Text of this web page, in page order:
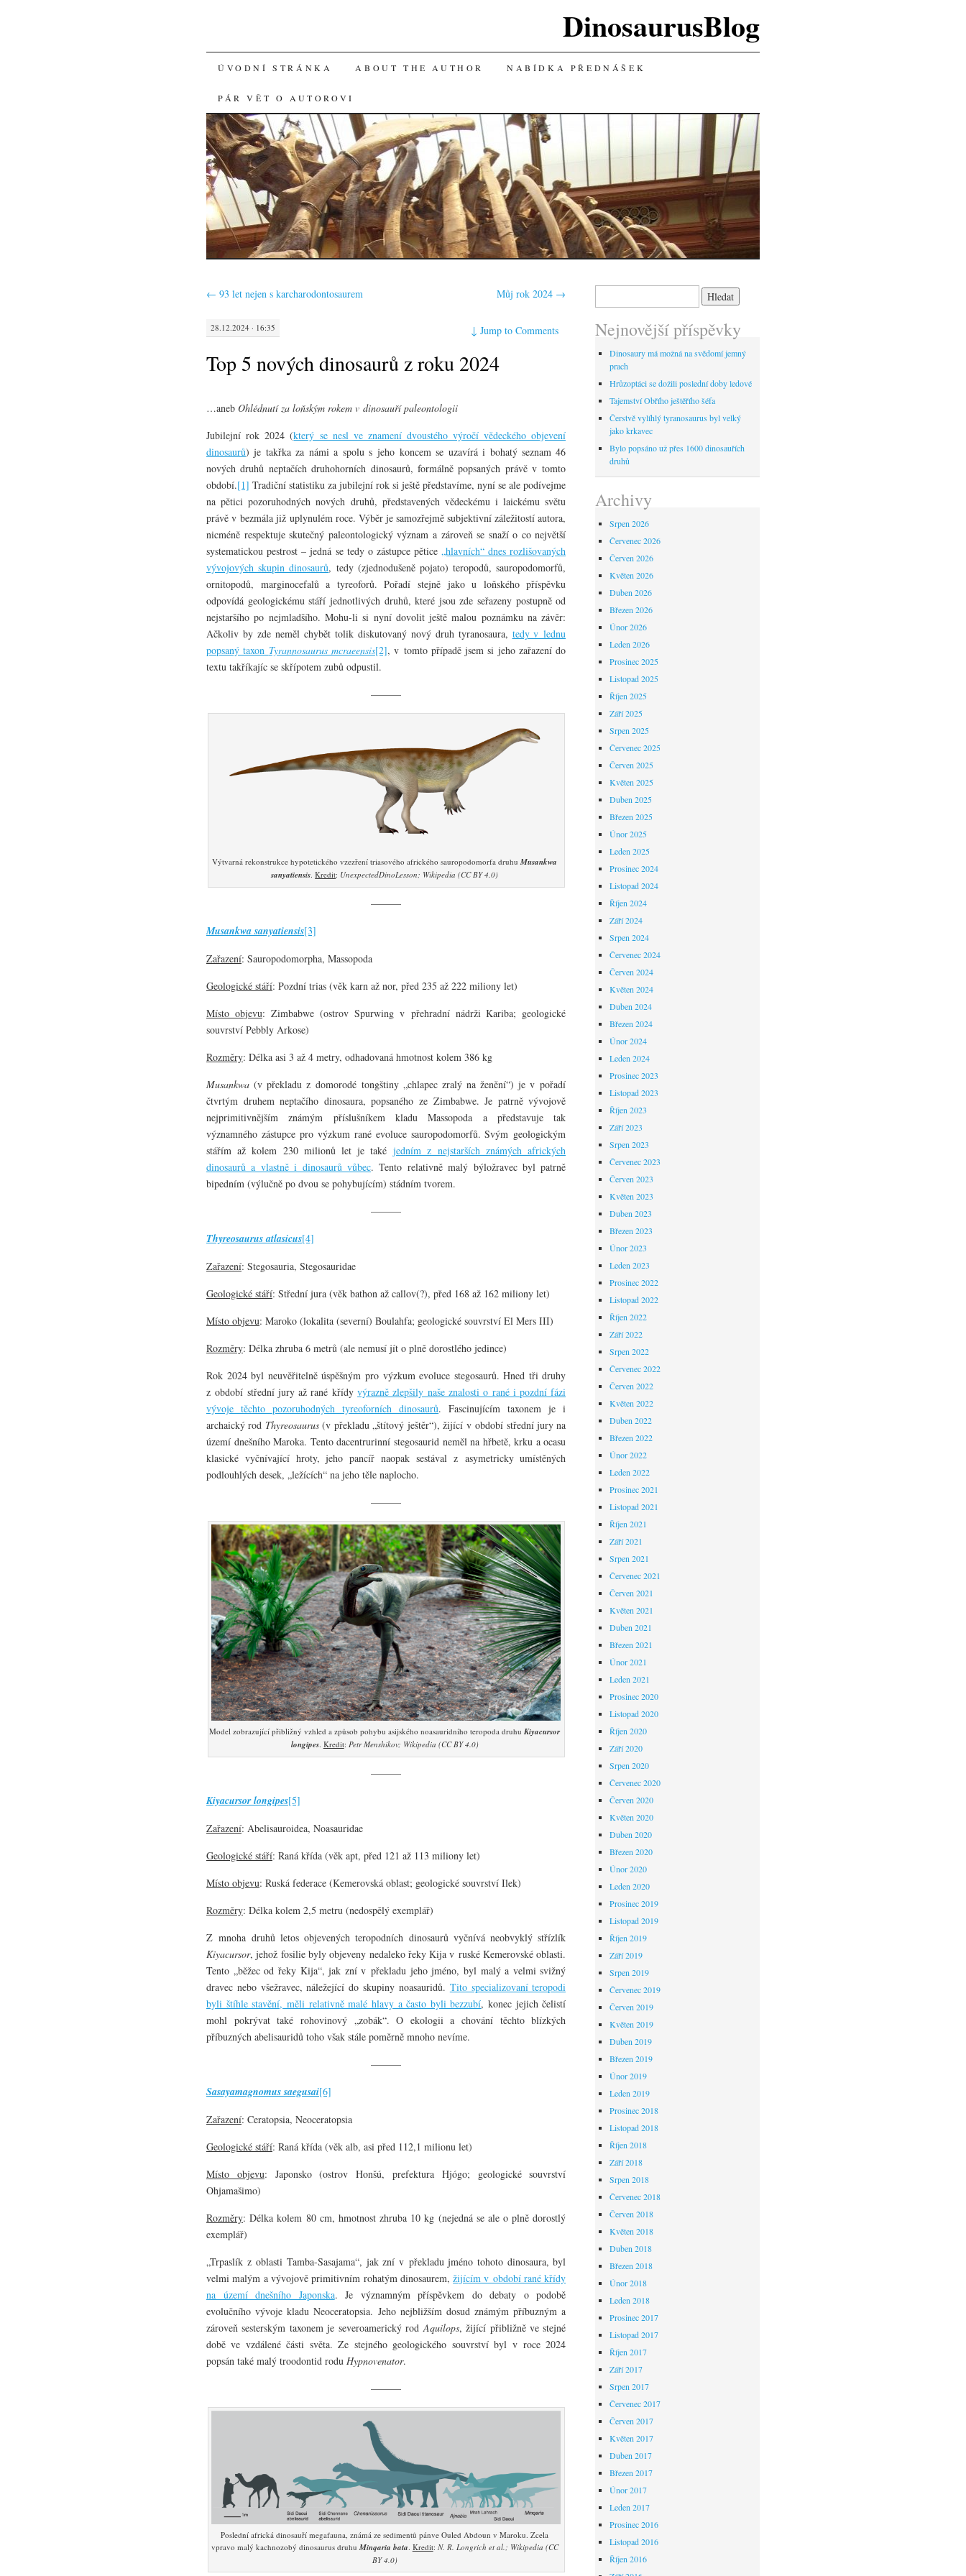
DinosaurusBlog
SKIP
TO
CONTENT
ÚVODNÍ STRÁNKA ABOUT THE AUTHOR NABÍDKA PŘEDNÁŠEK
PÁR VĚT O AUTOROVI
← 93 let nejen s karcharodontosaurem Můj rok 2024 →
28.12.2024 · 16:35 ↓Jump to Comments
Top 5 nových dinosaurů z roku 2024
…aneb Ohlédnutí za loňským rokem v dinosauří paleontologii
Jubilejní rok 2024 (který se nesl ve znamení dvoustého výročí vědeckého objevení
dinosaurů) je takřka za námi a spolu s jeho koncem se uzavírá i bohatý seznam 46
nových druhů neptačích druhohorních dinosaurů, formálně popsaných právě v tomto
období.[1] Tradiční statistiku za jubilejní rok si ještě představíme, nyní se ale podívejme
na pětici pozoruhodných nových druhů, představených vědeckému i laickému světu
právě v bezmála již uplynulém roce. Výběr je samozřejmě subjektivní záležitostí autora,
nicméně respektuje skutečný paleontologický význam a zároveň se snaží o co největší
systematickou pestrost – jedná se tedy o zástupce pětice „hlavních“ dnes rozlišovaných
vývojových skupin dinosaurů, tedy (zjednodušeně pojato) teropodů, sauropodomorfů,
ornitopodů, marginocefalů a tyreoforů. Pořadí stejně jako u loňského příspěvku
odpovídá geologickému stáří jednotlivých druhů, které jsou zde seřazeny postupně od
nejstaršího po nejmladšího. Mohu-li si nyní dovolit ještě malou poznámku na závěr:
Ačkoliv by zde neměl chybět tolik diskutovaný nový druh tyranosaura, tedy v lednu
popsaný taxon Tyrannosaurus mcraeensis[2], v tomto případě jsem si jeho zařazení do
textu takříkajíc se skřípotem zubů odpustil.
———
Výtvarná rekonstrukce hypotetického vzezření triasového afrického sauropodomorfa druhuMusankwa
sanyatiensis .Kredit: UnexpectedDinoLesson; Wikipedia (CC BY 4.0)
———
Musankwa sanyatiensis[3]
Zařazení: Sauropodomorpha, Massopoda
Geologické stáří: Pozdní trias (věk karn až nor, před 235 až 222 miliony let)
Místo objevu: Zimbabwe (ostrov Spurwing v přehradní nádrži Kariba; geologické
souvrství Pebbly Arkose)
Rozměry: Délka asi 3 až 4 metry, odhadovaná hmotnost kolem 386 kg
Musankwa(v překladu z domorodé tongštiny „chlapec zralý na ženění“) je v pořadí
čtvrtým druhem neptačího dinosaura, popsaného ze Zimbabwe. Je patrně vývojově
nejprimitivnějším známým příslušníkem kladu Massopoda a představuje tak
významného zástupce pro výzkum rané evoluce sauropodomorfů. Svým geologickým
stářím až kolem 230 milionů let je také jedním z nejstarších známých afrických
dinosaurů a vlastně i dinosaurů vůbec. Tento relativně malý býložravec byl patrně
bipedním (výlučně po dvou se pohybujícím) stádním tvorem.
———
Thyreosaurus atlasicus[4]
Zařazení: Stegosauria, Stegosauridae
Geologické stáří: Střední jura (věk bathon až callov(?), před 168 až 162 miliony let)
Místo objevu: Maroko (lokalita (severní) Boulahfa; geologické souvrství El Mers III)
Rozměry: Délka zhruba 6 metrů (ale nemusí jít o plně dorostlého jedince)
Rok 2024 byl neuvěřitelně úspěšným pro výzkum evoluce stegosaurů. Hned tři druhy
z období střední jury až rané křídyvýrazně zlepšily naše znalosti o rané i pozdní fázi
vývoje těchto pozoruhodných tyreoforních dinosaurů. Fascinujícím taxonem je i
archaický rod Thyreosaurus(v překladu „štítový ještěr“), žijící v období střední jury na
území dnešního Maroka. Tento dacentrurinní stegosaurid neměl na hřbetě, krku a ocasu
klasické vyčnívající hroty, jeho pancíř naopak sestával z asymetricky umístěných
podlouhlých desek, „ležících“ na jeho těle naplocho.
———
Model zobrazující přibližný vzhled a způsob pohybu asijského noasauridního teropoda druhuKiyacursor
longipes. Kredit: Petr Menshikov; Wikipedia (CC BY 4.0)
———
Kiyacursor longipes[5]
Zařazení: Abelisauroidea, Noasauridae
Geologické stáří: Raná křída (věk apt, před 121 až 113 miliony let)
Místo objevu: Ruská federace (Kemerovská oblast; geologické souvrství Ilek)
Rozměry: Délka kolem 2,5 metru (nedospělý exemplář)
Z mnoha druhů letos objevených teropodních dinosaurů vyčnívá neobvyklý střízlík
Kiyacursor, jehož fosilie byly objeveny nedaleko řeky Kija v ruské Kemerovské oblasti.
Tento „běžec od řeky Kija“, jak zní v překladu jeho jméno, byl malý a velmi svižný
dravec nebo všežravec, náležející do skupiny noasauridů. Tito specializovaní teropodi
byli štíhle stavění, měli relativně malé hlavy a často byli bezzubí, konec jejich čelistí
mohl pokrývat také rohovinový „zobák“. O ekologii a chování těchto blízkých
příbuzných abelisauridů toho však stále poměrně mnoho nevíme.
———
Sasayamagnomus saegusai[6]
Zařazení: Ceratopsia, Neoceratopsia
Geologické stáří: Raná křída (věk alb, asi před 112,1 milionu let)
Místo objevu: Japonsko (ostrov Honšú, prefektura Hjógo; geologické souvrství
Ohjamašimo)
Rozměry: Délka kolem 80 cm, hmotnost zhruba 10 kg (nejedná se ale o plně dorostlý
exemplář)
„Trpaslík z oblasti Tamba-Sasajama“, jak zní v překladu jméno tohoto dinosaura, byl
velmi malým a vývojově primitivním rohatým dinosaurem,žijícím v období rané křídy
na území dnešního Japonska. Je významným příspěvkem do debaty o podobě
evolučního vývoje kladu Neoceratopsia. Jeho nejbližším dosud známým příbuzným a
zároveň sesterským taxonem je severoamerický rod Aquilops, žijící přibližně ve stejné
době ve vzdálené části světa. Ze stejného geologického souvrství byl v roce 2024
popsán také malý troodontid rodu Hypnovenator.
———
Poslední africká dinosauří megafauna, známá ze sedimentů pánve Ouled Abdoun v Maroku. Zcela
vpravo malý kachnozobý dinosaurus druhu Minqaria bata Kredit: N. R. Longrich et al.; Wikipedia (CC
BY 4.0)
Nejnovější příspěvky
Dinosaury má možná na svědomí jemný
prach
Hrůzoptáci se dožili poslední doby ledové
Tajemství Obřího ještěřího šéfa
Čerstvě vylíhlý tyranosaurus byl velký
jako krkavec
Bylo popsáno už přes 1600 dinosauřích
druhů
Archivy
Srpen 2026
Červenec 2026
Červen 2026
Květen 2026
Duben 2026
Březen 2026
Únor 2026
Leden 2026
Prosinec 2025
Listopad 2025
Říjen 2025
Září 2025
Srpen 2025
Červenec 2025
Červen 2025
Květen 2025
Duben 2025
Březen 2025
Únor 2025
Leden 2025
Prosinec 2024
Listopad 2024
Říjen 2024
Září 2024
Srpen 2024
Červenec 2024
Červen 2024
Květen 2024
Duben 2024
Březen 2024
Únor 2024
Leden 2024
Prosinec 2023
Listopad 2023
Říjen 2023
Září 2023
Srpen 2023
Červenec 2023
Červen 2023
Květen 2023
Duben 2023
Březen 2023
Únor 2023
Leden 2023
Prosinec 2022
Listopad 2022
Říjen 2022
Září 2022
Srpen 2022
Červenec 2022
Červen 2022
Květen 2022
Duben 2022
Březen 2022
Únor 2022
Leden 2022
Prosinec 2021
Listopad 2021
Říjen 2021
Září 2021
Srpen 2021
Červenec 2021
Červen 2021
Květen 2021
Duben 2021
Březen 2021
Únor 2021
Leden 2021
Prosinec 2020
Listopad 2020
Říjen 2020
Září 2020
Srpen 2020
Červenec 2020
Červen 2020
Květen 2020
Duben 2020
Březen 2020
Únor 2020
Leden 2020
Prosinec 2019
Listopad 2019
Říjen 2019
Září 2019
Srpen 2019
Červenec 2019
Červen 2019
Květen 2019
Duben 2019
Březen 2019
Únor 2019
Leden 2019
Prosinec 2018
Listopad 2018
Říjen 2018
Září 2018
Srpen 2018
Červenec 2018
Červen 2018
Květen 2018
Duben 2018
Březen 2018
Únor 2018
Leden 2018
Prosinec 2017
Listopad 2017
Říjen 2017
Září 2017
Srpen 2017
Červenec 2017
Červen 2017
Květen 2017
Duben 2017
Březen 2017
Únor 2017
Leden 2017
Prosinec 2016
Listopad 2016
Říjen 2016